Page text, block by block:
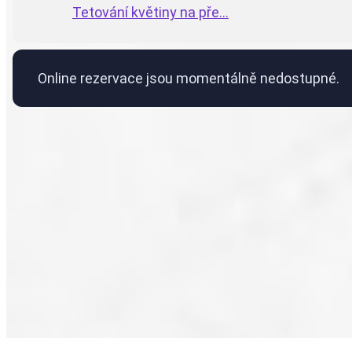
Tetování květiny na pře...
Online rezervace jsou momentálně nedostupné.